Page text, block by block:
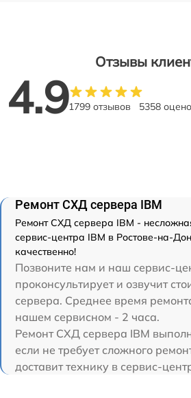
Отзывы
4.91799 отзывов 5358
Ремонт СХД сервера IBM
Ремонт СХД сервера IBM -
сервис-центра IBM в Ростове-на-
качественно!
Позвоните нам и наш сервис-
проконсультирует и озвучит
сервера. Среднее время
нашем сервисном - 2 часа.
Ремонт СХД сервера IBM
если не требует сложного
доставит технику в сервис-